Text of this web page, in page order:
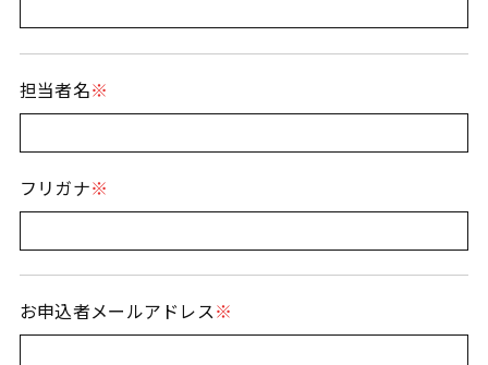
担当者名
フリガナ
お申込者メールアドレス